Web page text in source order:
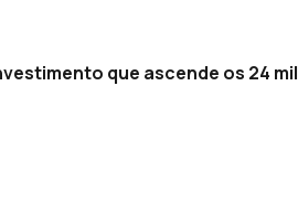
que ascende os 24 mil